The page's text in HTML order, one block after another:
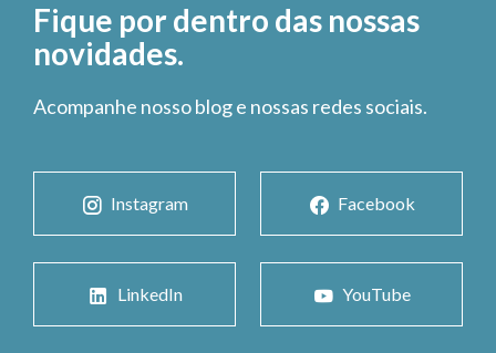
Fique por dentro das nossas
novidades.
Acompanhe nosso blog e nossas redes sociais.
Instagram Facebook
LinkedIn YouTube